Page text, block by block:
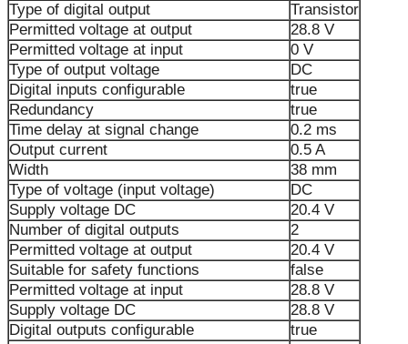
Type of digital output
Transistor
Permitted voltage at output
28.8 V
Permitted voltage at input
0 V
Type of output voltage
DC
Digital inputs configurable
true
Redundancy
true
Time delay at signal change
0.2 ms
Output current
0.5 A
Width
38 mm
Type of voltage (input voltage)
DC
Supply voltage DC
20.4 V
Number of digital outputs
2
Permitted voltage at output
20.4 V
Suitable for safety functions
false
Permitted voltage at input
28.8 V
Supply voltage DC
28.8 V
Digital outputs configurable
true